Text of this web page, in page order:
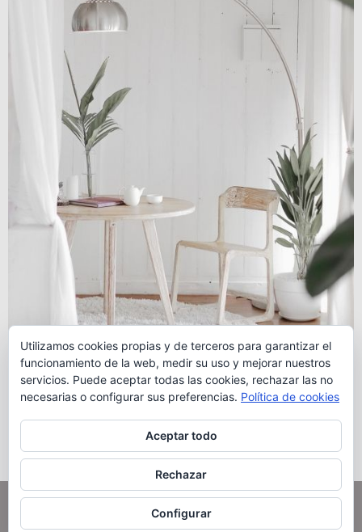
Te atiendo también por
© GuardiolaOsborne.com- Todos los derechos reservados
Utilizamos cookies propias y de terceros para garantizar el
funcionamiento de la web, medir su uso y mejorar nuestros
servicios. Puede aceptar todas las cookies, rechazar las no
necesarias o configurar sus preferencias. Política de cookies
Aceptar todo
Rechazar
Configurar